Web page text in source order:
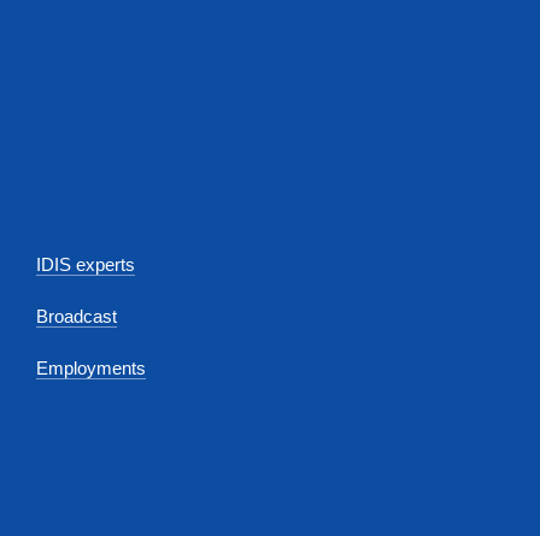
IDIS experts
Broadcast
Employments